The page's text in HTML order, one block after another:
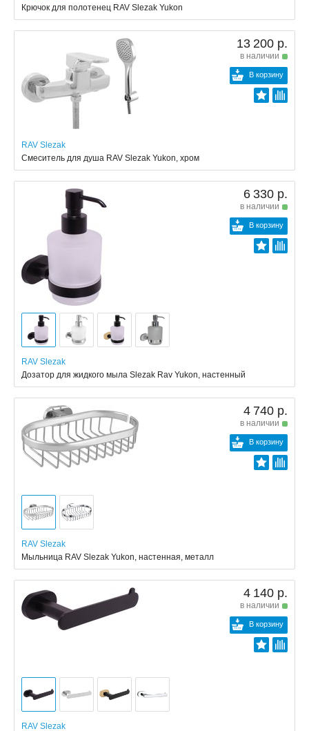
Крючок для полотенец RAV Slezak Yukon
13 200 р.
в наличии
В корзину
RAV Slezak
Смеситель для душа RAV Slezak Yukon, хром
6 330 р.
в наличии
В корзину
RAV Slezak
Дозатор для жидкого мыла Slezak Rav Yukon, настенный
4 740 р.
в наличии
В корзину
RAV Slezak
Мыльница RAV Slezak Yukon, настенная, металл
4 140 р.
в наличии
В корзину
RAV Slezak